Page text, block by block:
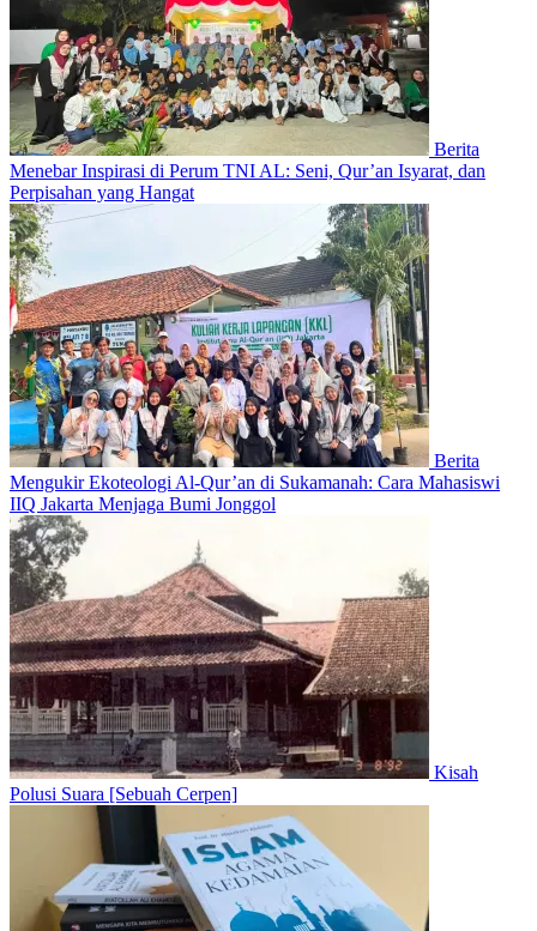
Berita
Menebar Inspirasi di Perum TNI AL: Seni, Qur’an Isyarat, dan
Perpisahan yang Hangat
Berita
Mengukir Ekoteologi Al-Qur’an di Sukamanah: Cara Mahasiswi
IIQ Jakarta Menjaga Bumi Jonggol
Kisah
Polusi Suara [Sebuah Cerpen]